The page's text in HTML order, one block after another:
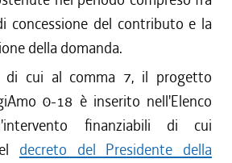
concessione del contributo e la
della domanda.
di cui al comma 7, il progetto
0-18 è inserito nell'Elenco
finanziabili di cui
decreto del Presidente della